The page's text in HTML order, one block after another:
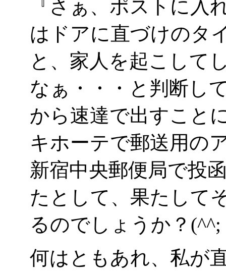
『さぁ、ポストに入
はドアに直づけのタ
と、家人を起こして
なぁ・・・と判断し
から速達で出すこと
キホーテで郵送用の
新宿中央郵便局で投
たとして、果たして
るのでしょうか？(^^;
何はともあれ、私が